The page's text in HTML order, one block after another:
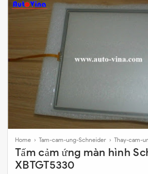
Home › Tam-cam-ung-Schneider › Thay-cam-
Tấm cảm ứng màn hình
XBTGT5330